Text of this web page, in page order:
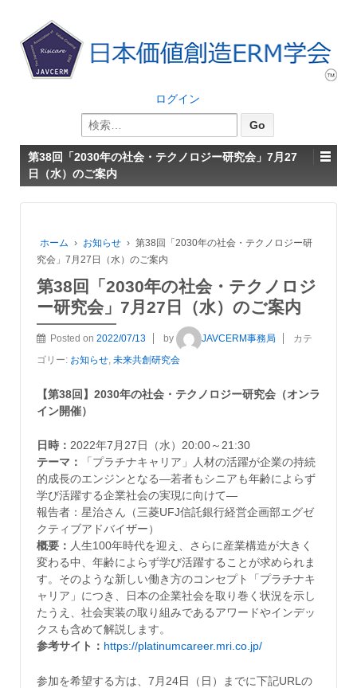
ログイン
検
索:
第38回「2030年の社会・テクノロジー研究会」7月27
日（水）のご案内
ホーム › お知らせ › 第38回「2030年の社会・テクノロジー研
究会」7月27日（水）のご案内
第38回「2030年の社会・テクノロジ
ー研究会」7月27日（水）のご案内
Posted on 2022/07/13 by JAVCERM事務局
カテ
ゴリー: お知らせ 未来共創研究会
【第38回】2030年の社会・テクノロジー研究会（オンラ
イン開催）
日時： 2022年7月27日（水）20:00～21:30
テーマ：
「プラチナキャリア」人材の活躍が企業の持続
的成長のエンジンとなる―若者もシニアも年齢によらず
学び活躍する企業社会の実現に向けて―
報告者：星治さん（三菱UFJ信託銀行経営企画部エグゼ
クティブアドバイザー）
概要： 人生100年時代を迎え、さらに産業構造が大きく
変わる中、年齢によらず学び活躍することが求められま
す。そのような新しい働き方のコンセプト「プラチナキ
ャリア」につき、日本の企業社会を取り巻く状況を示し
たうえ、社会実装の取り組みであるアワードやインデッ
クスも含めて解説します。
参考サイト： https://platinumcareer.mri.co.jp/
参加を希望する方は、7月24日（日）までに下記URLの